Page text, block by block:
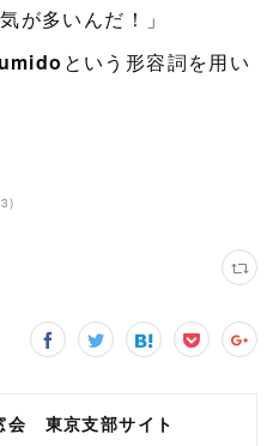
が多いんだ！」
umido という形容詞を用い
)
会 東京支部サイト